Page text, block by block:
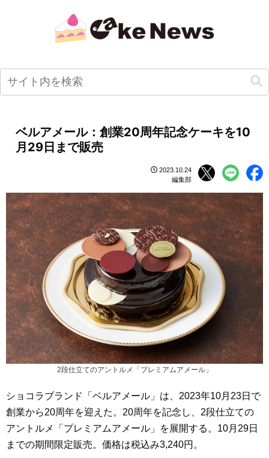
ベルアメール：創業20周年記念ケーキを10
月29日まで販売
2023.10.24
編集部
2段仕立てのアントルメ「プレミアムアメール」
ショコラブランド「ベルアメール」は、2023年10月23日で
創業から20周年を迎えた。20周年を記念し、2段仕立ての
アントルメ「プレミアムアメール」を展開する。10月29日
までの期間限定販売。価格は税込み3,240円。